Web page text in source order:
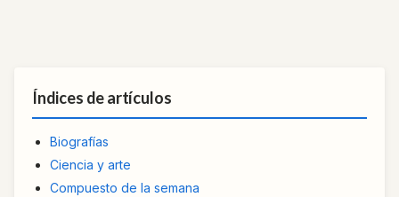
Índices de artículos
Biografías
Ciencia y arte
Compuesto de la semana